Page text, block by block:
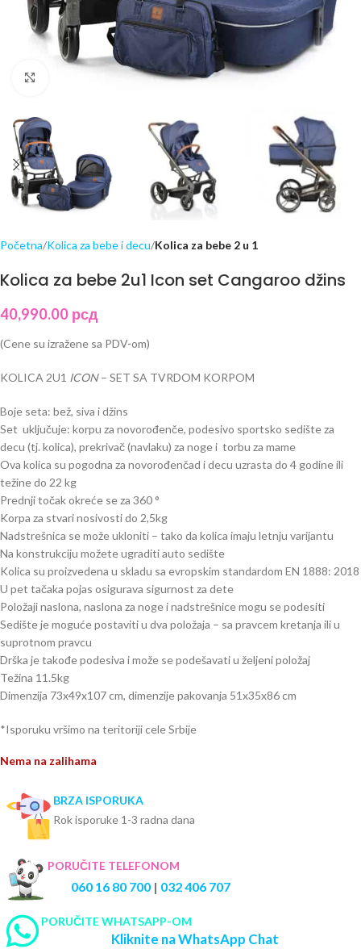
Početna Kolica za bebe i decu Kolica za bebe 2 u 1
Kolica za bebe 2u1 Icon set Cangaroo džins
40,990.00 рсд
(Cene su izražene sa PDV-om)
KOLICA 2U1 ICON– SET SA TVRDOM KORPOM
Boje seta: bež, siva i džins
Set uključuje: korpu za novorođenče, podesivo sportsko sedište za
decu (tj. kolica), prekrivač (navlaku) za noge i torbu za mame
Ova kolica su pogodna za novorođenčad i decu uzrasta do 4 godine ili
težine do 22 kg
Prednji točak okreće se za 360 °
Korpa za stvari nosivosti do 2,5kg
Nadstrešnica se može ukloniti – tako da kolica imaju letnju varijantu
Na konstrukciju možete ugraditi auto sedište
Kolica su proizvedena u skladu sa evropskim standardom EN 1888: 2018
U pet tačaka pojas osigurava sigurnost za dete
Položaji naslona, naslona za noge i nadstrešnice mogu se podesiti
Sedište je moguće postaviti u dva položaja – sa pravcem kretanja ili u
suprotnom pravcu
Drška je takođe podesiva i može se podešavati u željeni položaj
Težina 11.5kg
Dimenzija 73x49x107 cm, dimenzije pakovanja 51x35x86 cm
*Isporuku vršimo na teritoriji cele Srbije
Nema na zalihama
BRZA ISPORUKA
Rok isporuke 1-3 radna dana
PORUČITE TELEFONOM
060 16 80 700 | 032 406 707
PORUČITE WHATSAPP-OM
Kliknite na WhatsApp Chat